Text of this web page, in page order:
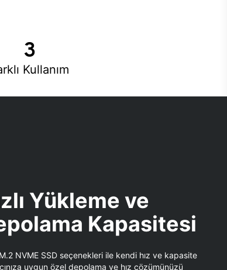
3
Kullanım
Yükleme ve
Kapasitesi
NVME SSD seçenekleri ile kendi hız ve kapasite
uygun özel depolama ve hız çözümünüzü